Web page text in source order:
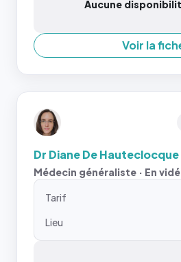
Aucune
Voir la
Dr Diane De Hauteclocque
Médecin généraliste · En
Tarif
Lieu